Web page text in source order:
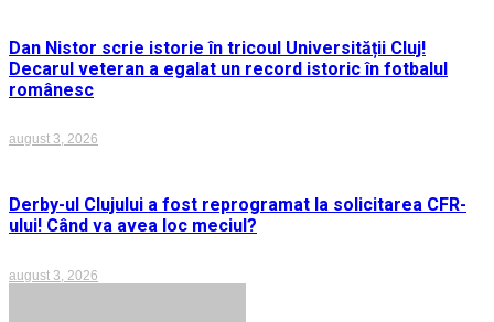
Dan Nistor scrie istorie în tricoul Universității Cluj!
Decarul veteran a egalat un record istoric în fotbalul
românesc
august 3, 2026
Derby-ul Clujului a fost reprogramat la solicitarea CFR-
ului! Când va avea loc meciul?
august 3, 2026